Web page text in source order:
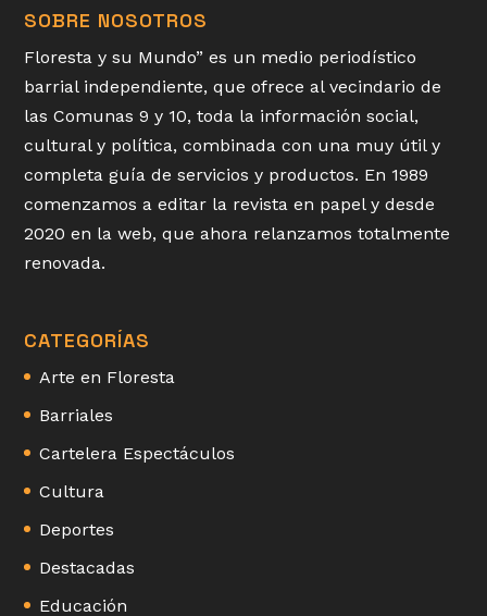
SOBRE NOSOTROS
Floresta y su Mundo” es un medio periodístico
barrial independiente, que ofrece al vecindario de
las Comunas 9 y 10, toda la información social,
cultural y política, combinada con una muy útil y
completa guía de servicios y productos. En 1989
comenzamos a editar la revista en papel y desde
2020 en la web, que ahora relanzamos totalmente
renovada.
CATEGORÍAS
Arte en Floresta
Barriales
Cartelera Espectáculos
Cultura
Deportes
Destacadas
Educación